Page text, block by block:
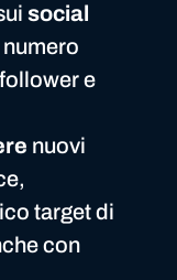
social
e
nuovi
target di
con